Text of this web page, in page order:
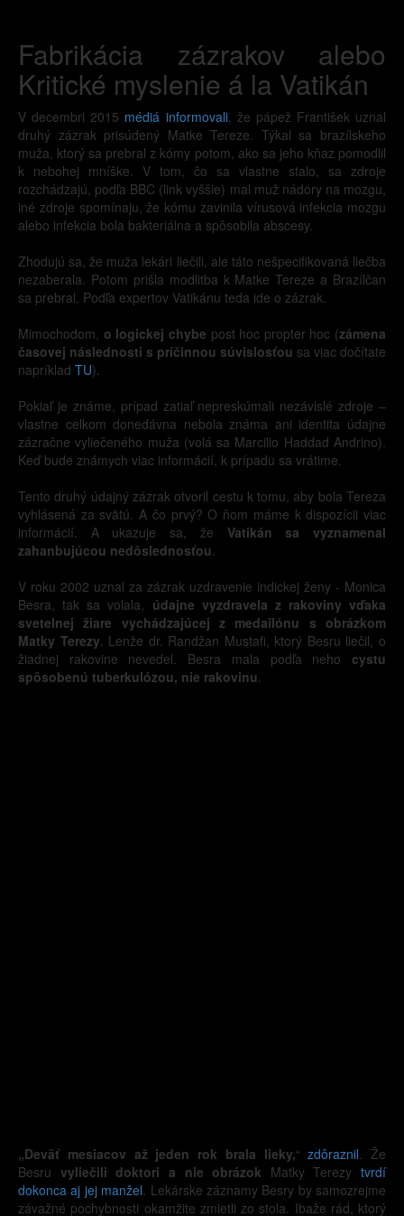
Fabrikácia zázrakov alebo
Kritické myslenie á la Vatikán
V decembri 2015 médiá informovali, že pápež František uznal
druhý zázrak prisúdený Matke Tereze. Týkal sa brazílskeho
muža, ktorý sa prebral z kómy potom, ako sa jeho kňaz pomodlil
k nebohej mníške. V tom, čo sa vlastne stalo, sa zdroje
rozchádzajú, podľa BBC (link vyššie) mal muž nádory na mozgu,
iné zdroje spomínaju, že kómu zavinila vírusová infekcia mozgu
alebo infekcia bola bakteriálna a spôsobila abscesy.
Zhodujú sa, že muža lekári liečili, ale táto nešpecifikovaná liečba
nezaberala. Potom prišla modlitba k Matke Tereze a Brazílčan
sa prebral. Podľa expertov Vatikánu teda ide o zázrak.
Mimochodom, o logickej chybe post hoc propter hoc (zámena
časovej následnosti s príčinnou súvislosťou sa viac dočítate
napríklad TU).
Pokiaľ je známe, prípad zatiaľ nepreskúmali nezávislé zdroje –
vlastne celkom donedávna nebola známa ani identita údajne
zázračne vyliečeného muža (volá sa Marcilio Haddad Andrino).
Keď bude známych viac informácií, k prípadu sa vrátime.
Tento druhý údajný zázrak otvoril cestu k tomu, aby bola Tereza
vyhlásená za svätú. A čo prvý? O ňom máme k dispozícii viac
informácií. A ukazuje sa, že Vatikán sa vyznamenal
zahanbujúcou nedôslednosťou.
V roku 2002 uznal za zázrak uzdravenie indickej ženy - Monica
Besra, tak sa volala, údajne vyzdravela z rakoviny vďaka
svetelnej žiare vychádzajúcej z medailónu s obrázkom
Matky Terezy. Lenže dr. Randžan Mustafi, ktorý Besru liečil, o
žiadnej rakovine nevedel. Besra mala podľa neho cystu
spôsobenú tuberkulózou, nie rakovinu.
„Deväť mesiacov až jeden rok brala lieky,“zdôraznil. Že
Besru vyliečili doktori a nie obrázok Matky Terezy tvrdí
dokonca aj jej manžel. Lekárske záznamy Besry by samozrejme
závažné pochybnosti okamžite zmietli zo stola. Ibaže rád, ktorý